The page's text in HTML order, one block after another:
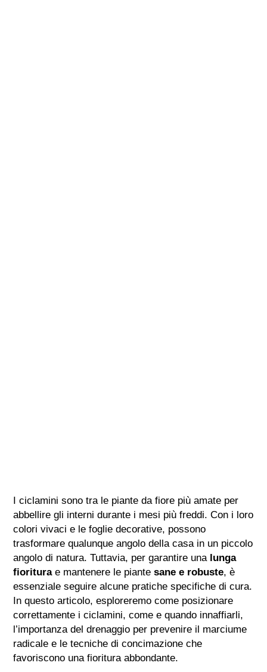
I ciclamini sono tra le piante da fiore più amate per
abbellire gli interni durante i mesi più freddi. Con i loro
colori vivaci e le foglie decorative, possono
trasformare qualunque angolo della casa in un piccolo
angolo di natura. Tuttavia, per garantire una lunga
fioriturae mantenere le piantesane e robuste, è
essenziale seguire alcune pratiche specifiche di cura.
In questo articolo, esploreremo come posizionare
correttamente i ciclamini, come e quando innaffiarli,
l’importanza del drenaggio per prevenire il marciume
radicale e le tecniche di concimazione che
favoriscono una fioritura abbondante.